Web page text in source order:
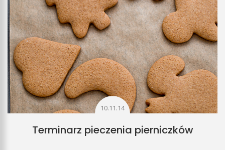
10.11.14
Terminarz pieczenia pierniczków